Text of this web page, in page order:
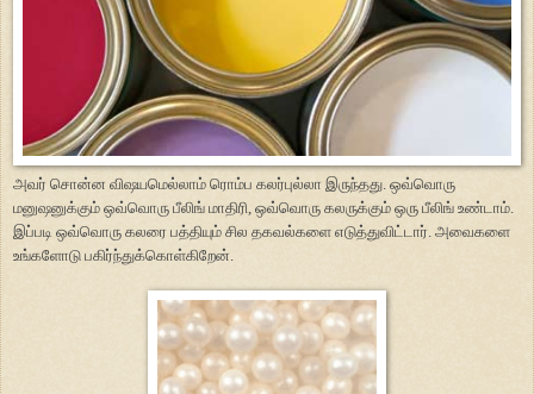
அவர் சொன்ன விஷயமெல்லாம் ரொம்ப கலர்புல்லா இருந்தது. ஒவ்வொரு
மனுஷனுக்கும் ஒவ்வொரு பீலிங் மாதிரி, ஒவ்வொரு கலருக்கும் ஒரு பீலிங் உண்டாம்.
இப்படி ஒவ்வொரு கலரை பத்தியும் சில தகவல்களை எடுத்துவிட்டார். அவைகளை
உங்களோடு பகிர்ந்துக்கொள்கிறேன்.